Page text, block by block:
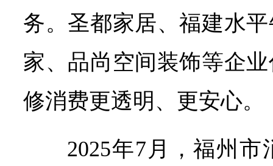
务。圣都家居、福建水
家、品尚空间装饰等企
修消费更透明、更安心。
2025年7月，福州